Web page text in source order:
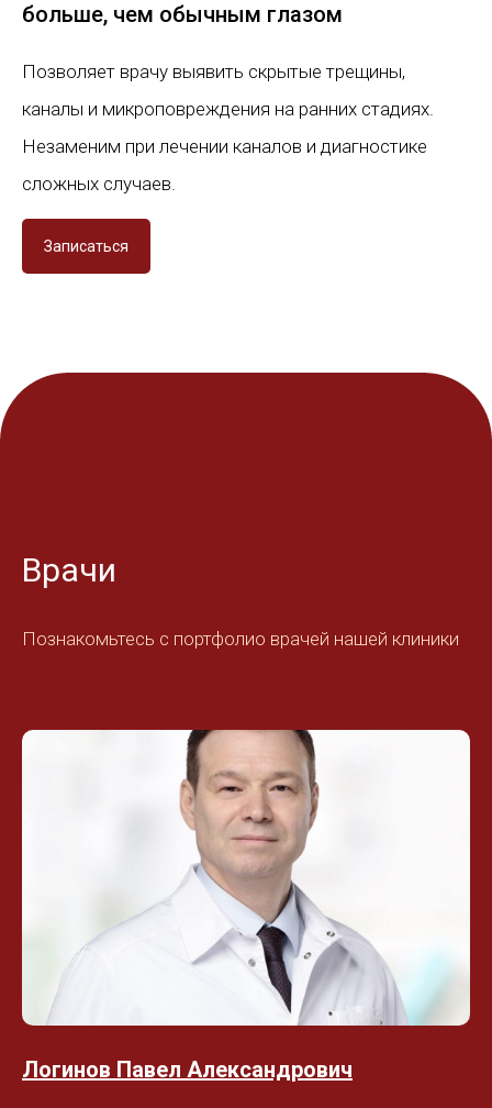
больше, чем обычным глазом
Позволяет врачу выявить скрытые трещины,
каналы и микроповреждения на ранних стадиях.
Незаменим при лечении каналов и диагностике
сложных случаев.
Записаться
Врачи
Познакомьтесь с портфолио врачей нашей клиники
Логинов Павел Александрович